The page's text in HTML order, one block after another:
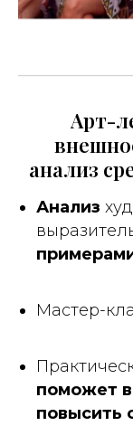
Арт-
анализ
Анализ
Мастер-
поможет
повысить